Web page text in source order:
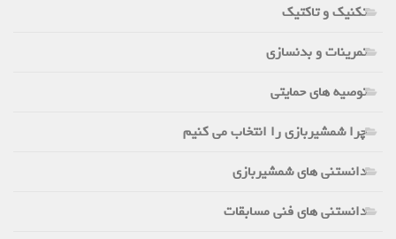
تکنیک و تاکتیک
تمرینات و بدنسازی
توصیه های حمایتی
چرا شمشیربازی را انتخاب می کنیم
دانستنی های شمشیربازی
دانستنی های فنی مسابقات